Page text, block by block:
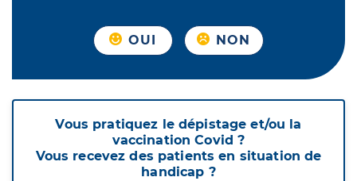
OUI NON
Vous pratiquez le dépistage et/ou la
vaccination Covid ?
Vous recevez des patients en situation de
handicap ?